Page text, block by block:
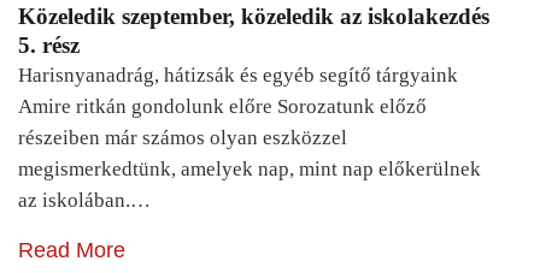
Közeledik szeptember, közeledik az iskolakezdés
5. rész
Harisnyanadrág, hátizsák és egyéb segítő tárgyaink
Amire ritkán gondolunk előre Sorozatunk előző
részeiben már számos olyan eszközzel
megismerkedtünk, amelyek nap, mint nap előkerülnek
az iskolában.…
Read More